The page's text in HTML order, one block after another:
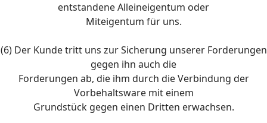
entstandene Alleineigentum oder
Miteigentum für uns.
(6) Der Kunde tritt uns zur Sicherung unserer Forderungen
gegen ihn auch die
Forderungen ab, die ihm durch die Verbindung der
Vorbehaltsware mit einem
Grundstück gegen einen Dritten erwachsen.